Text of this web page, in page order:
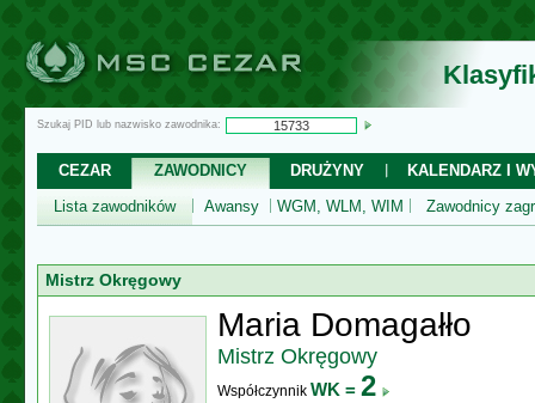
Szukaj PID lub nazwisko zawodnika:
CEZAR ZAWODNICY DRUŻYNY
KALENDARZ I
Lista zawodników
Awansy WGM, WLM, WIM Zawodnicy
Mistrz Okręgowy
Maria Domagałło
Mistrz Okręgowy
Współczynnik WK = 2